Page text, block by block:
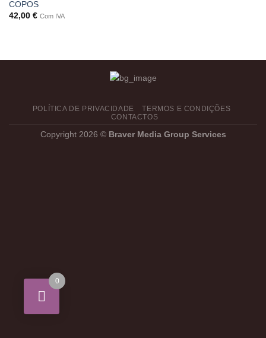
COPOS
42,00 € Com IVA
POLÍTICA DE PRIVACIDADE
TERMOS E CONDIÇÕES
CONTACTOS
Copyright 2026 © Braver Media Group Services
0